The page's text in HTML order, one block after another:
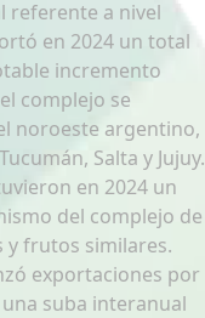
referente a nivel
en 2024 un total
incremento
complejo se
noroeste argentino,
Salta y Jujuy.
en 2024 un
del complejo de
y frutos similares.
exportaciones por
suba interanual